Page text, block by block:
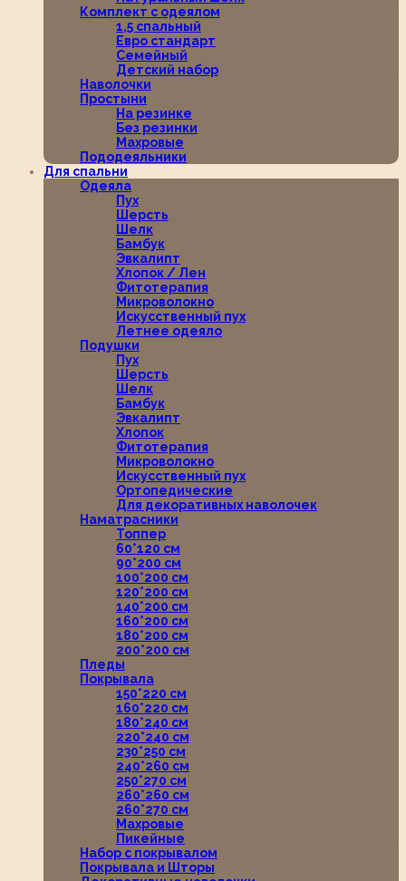
Комплект с одеялом
1,5 спальный
Евро стандарт
Семейный
Детский набор
Наволочки
Простыни
На резинке
Без резинки
Махровые
Пододеяльники
Для спальни
Одеяла
Пух
Шерсть
Шелк
Бамбук
Эвкалипт
Хлопок / Лен
Фитотерапия
Микроволокно
Искусственный пух
Летнее одеяло
Подушки
Пух
Шерсть
Шелк
Бамбук
Эвкалипт
Хлопок
Фитотерапия
Микроволокно
Искусственный пух
Ортопедические
Для декоративных наволочек
Наматрасники
Топпер
60*120 см
90*200 см
100*200 см
120*200 см
140*200 см
160*200 см
180*200 см
200*200 см
Пледы
Покрывала
150*220 см
160*220 см
180*240 см
220*240 см
230*250 см
240*260 см
250*270 см
260*260 см
260*270 см
Махровые
Пикейные
Набор с покрывалом
Покрывала и Шторы